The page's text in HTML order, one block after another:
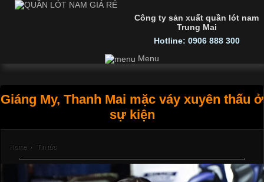
Công ty sản xuất quần lót nam
Trung Mai
Hotline: 0906 888 300
Menu
Giáng My, Thanh Mai mặc váy xuyên thấu ở
sự kiện
Home › Tin tức